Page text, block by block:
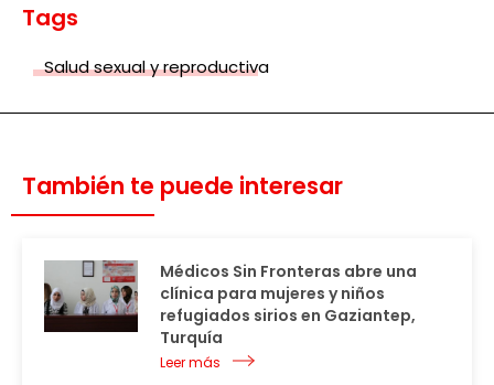
Tags
Salud sexual y reproductiva
También te puede interesar
Médicos Sin Fronteras abre una
clínica para mujeres y niños
refugiados sirios en Gaziantep,
Turquía
Leer más